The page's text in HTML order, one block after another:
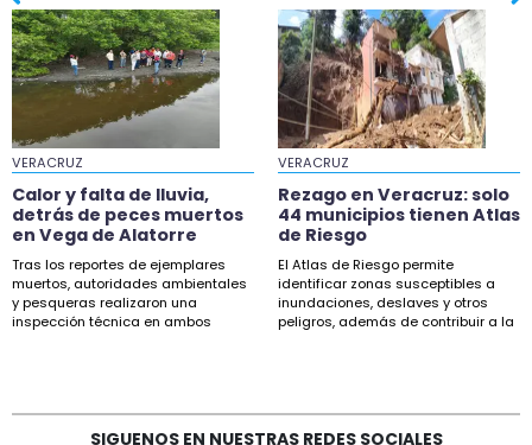
VERACRUZ
Calor y falta de lluvia,
detrás de peces muertos
en Vega de Alatorre
Tras los reportes de ejemplares
muertos, autoridades ambientales
y pesqueras realizaron una
inspección técnica en ambos
VERACRUZ
Rezago en Veracruz: solo
44 municipios tienen Atlas
de Riesgo
El Atlas de Riesgo permite
identificar zonas susceptibles a
inundaciones, deslaves y otros
peligros, además de contribuir a la
SIGUENOS EN NUESTRAS REDES SOCIALES